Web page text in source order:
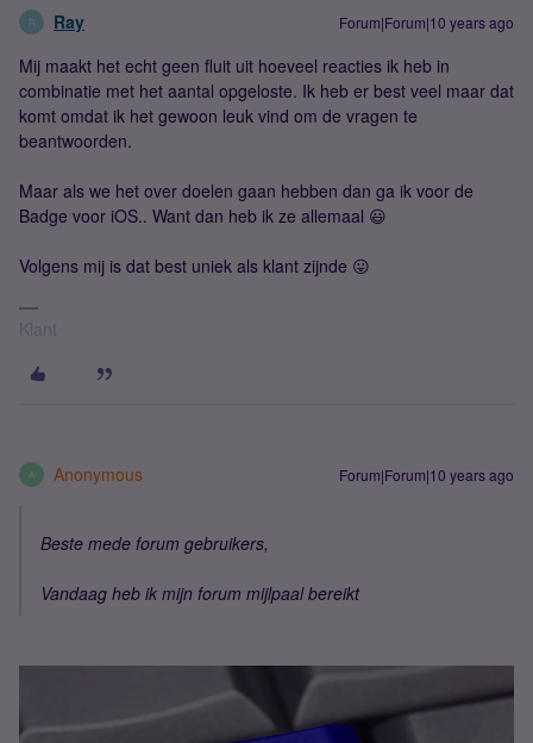
R Ray Forum|Forum|10 years ago
Mij maakt het echt geen fluit uit hoeveel reacties ik heb in
combinatie met het aantal opgeloste. Ik heb er best veel maar dat
komt omdat ik het gewoon leuk vind om de vragen te
beantwoorden.
Maar als we het over doelen gaan hebben dan ga ik voor de
Badge voor iOS.. Want dan heb ik ze allemaal 😃
Volgens mij is dat best uniek als klant zijnde 😛
Klant
A Anonymous Forum|Forum|10 years ago
Beste mede forum gebruikers,
Vandaag heb ik mijn forum mijlpaal bereikt